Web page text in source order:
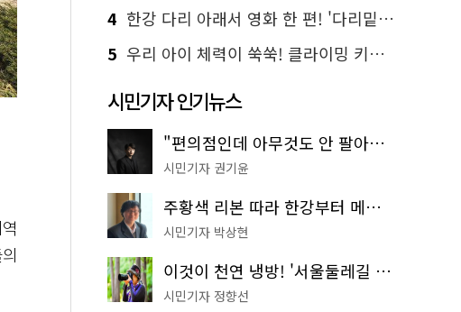
4 한강 다리 아래서 영화 한 편! '다리밑 영화관' 무료 상영
5 우리 아이 체력이 쑥쑥! 클라이밍 키즈카페·어린이 체력장
시민기자 인기뉴스
"편의점인데 아무것도 안 팔아요" 서울에서 가장 특별한 편의점의 정체
시민기자 권기윤
주황색 리본 따라 한강부터 메타세쿼이아 숲길까지…서울둘레길 15코스
시민기자 박상현
이것이 천연 냉방! '서울둘레길 9코스'로 숲속 피서 떠나볼까
시민기자 정향선